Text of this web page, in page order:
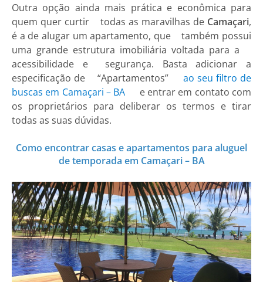
Outra opção ainda mais prática e econômica para
quem quer curtir todas as maravilhas de Camaçari,
é a de alugar um apartamento, que também possui
uma grande estrutura imobiliária voltada para a
acessibilidade e segurança. Basta adicionar a
especificação de “Apartamentos”
ao seu filtro de
buscas em Camaçari – BA
e entrar em contato com
os proprietários para deliberar os termos e tirar
todas as suas dúvidas.
Como encontrar casas e apartamentos para aluguel
de temporada em Camaçari – BA